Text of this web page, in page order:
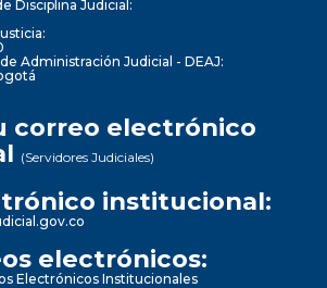
Disciplina Judicial:
Administración Judicial - DEAJ:
correo electrónico
(Servidores Judiciales)
institucional:
electrónicos:
Electrónicos Institucionales